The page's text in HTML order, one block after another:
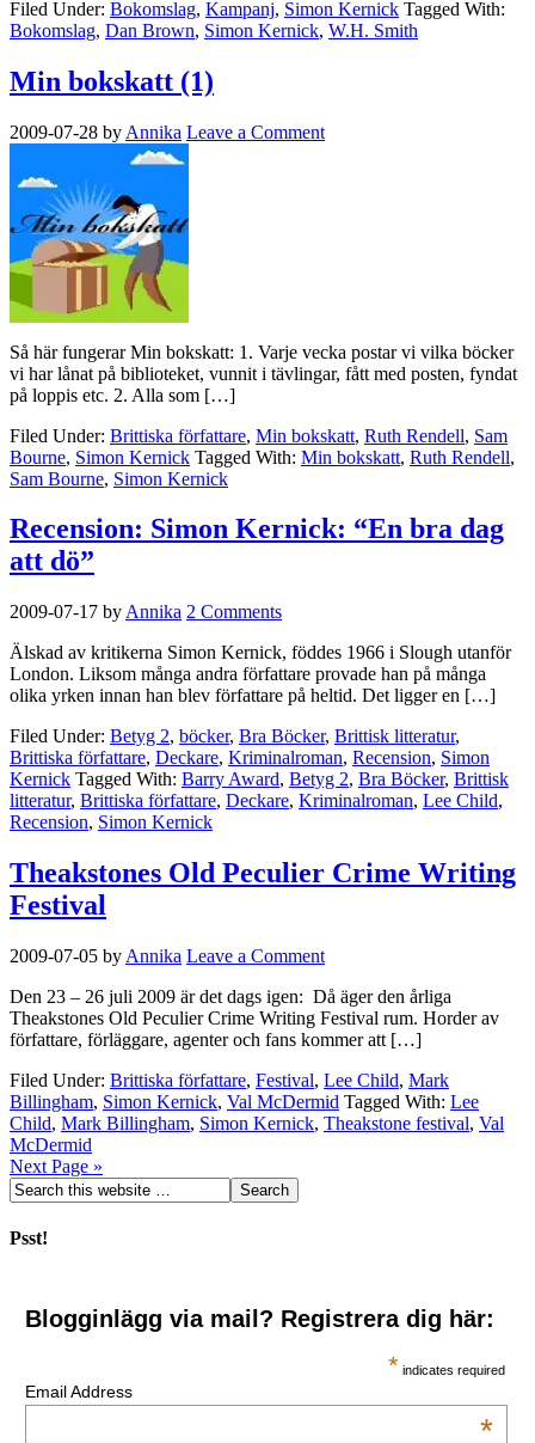
Filed Under: Bokomslag, Kampanj, Simon Kernick Tagged With:
Bokomslag, Dan Brown, Simon Kernick, W.H. Smith
Min bokskatt (1)
2009-07-28 by Annika Leave a Comment
Så här fungerar Min bokskatt: 1. Varje vecka postar vi vilka böcker
vi har lånat på biblioteket, vunnit i tävlingar, fått med posten, fyndat
på loppis etc. 2. Alla som […]
Filed Under: Brittiska författare, Min bokskatt, Ruth Rendell, Sam
Bourne, Simon Kernick Tagged With: Min bokskatt, Ruth Rendell,
Sam Bourne, Simon Kernick
Recension: Simon Kernick: “En bra dag
att dö”
2009-07-17 by Annika 2 Comments
Älskad av kritikerna Simon Kernick, föddes 1966 i Slough utanför
London. Liksom många andra författare provade han på många
olika yrken innan han blev författare på heltid. Det ligger en […]
Filed Under: Betyg 2, böcker, Bra Böcker, Brittisk litteratur,
Brittiska författare, Deckare, Kriminalroman, Recension, Simon
Kernick Tagged With: Barry Award, Betyg 2, Bra Böcker, Brittisk
litteratur, Brittiska författare, Deckare, Kriminalroman, Lee Child,
Recension, Simon Kernick
Theakstones Old Peculier Crime Writing
Festival
2009-07-05 by Annika Leave a Comment
Den 23 – 26 juli 2009 är det dags igen: Då äger den årliga
Theakstones Old Peculier Crime Writing Festival rum. Horder av
författare, förläggare, agenter och fans kommer att […]
Filed Under: Brittiska författare, Festival, Lee Child, Mark
Billingham, Simon Kernick, Val McDermid Tagged With: Lee
Child, Mark Billingham, Simon Kernick, Theakstone festival, Val
McDermid
Next Page »
Psst!
Blogginlägg via mail? Registrera dig här:
* indicates required
Email Address
*